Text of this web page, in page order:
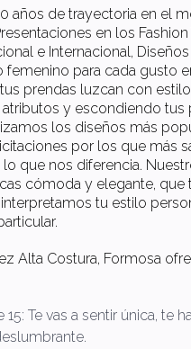
años de trayectoria en el
en los
e Internacional,
femenino para cada gusto
prendas luzcan con
atributos y escondiendo tus
los diseños más
por los que más
que nos diferencia.
cómoda y elegante, que
tu estilo
Alta Costura, Formosa
Te vas a sentir única, te